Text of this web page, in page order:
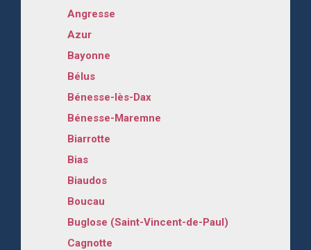
Angresse
Azur
Bayonne
Bélus
Bénesse-lès-Dax
Bénesse-Maremne
Biarrotte
Bias
Biaudos
Boucau
Buglose (Saint-Vincent-de-Paul)
Cagnotte